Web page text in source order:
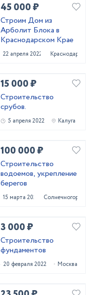
45 000 ₽
Строим Дом из
Арболит Блока в
Краснодарском Крае
22 апреля 2022 Краснодар
15 000 ₽
Строительство
срубов.
5 апреля 2022 Калуга
100 000 ₽
Строительство
водоемов, укрепление
берегов
15 марта 2022 Солнечногорск
3 000 ₽
Строительство
фундаментов
20 февраля 2022 Москва